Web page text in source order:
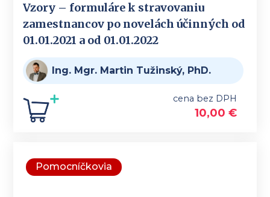
Vzory – formuláre k stravovaniu
zamestnancov po novelách účinných od
01.01.2021 a od 01.01.2022
Ing. Mgr. Martin Tužinský, PhD.
cena bez DPH
10,00 €
Pomocníčkovia